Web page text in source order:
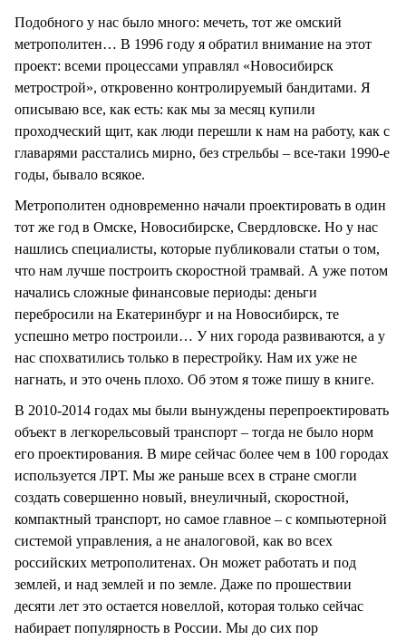
Подобного у нас было много: мечеть, тот же омский
метрополитен… В 1996 году я обратил внимание на этот
проект: всеми процессами управлял «Новосибирск
метрострой», откровенно контролируемый бандитами. Я
описываю все, как есть: как мы за месяц купили
проходческий щит, как люди перешли к нам на работу, как с
главарями расстались мирно, без стрельбы – все-таки 1990-е
годы, бывало всякое.
Метрополитен одновременно начали проектировать в один
тот же год в Омске, Новосибирске, Свердловске. Но у нас
нашлись специалисты, которые публиковали статьи о том,
что нам лучше построить скоростной трамвай. А уже потом
начались сложные финансовые периоды: деньги
перебросили на Екатеринбург и на Новосибирск, те
успешно метро построили… У них города развиваются, а у
нас спохватились только в перестройку. Нам их уже не
нагнать, и это очень плохо. Об этом я тоже пишу в книге.
В 2010-2014 годах мы были вынуждены перепроектировать
объект в легкорельсовый транспорт – тогда не было норм
его проектирования. В мире сейчас более чем в 100 городах
используется ЛРТ. Мы же раньше всех в стране смогли
создать совершенно новый, внеуличный, скоростной,
компактный транспорт, но самое главное – с компьютерной
системой управления, а не аналоговой, как во всех
российских метрополитенах. Он может работать и под
землей, и над землей и по земле. Даже по прошествии
десяти лет это остается новеллой, которая только сейчас
набирает популярность в России. Мы до сих пор